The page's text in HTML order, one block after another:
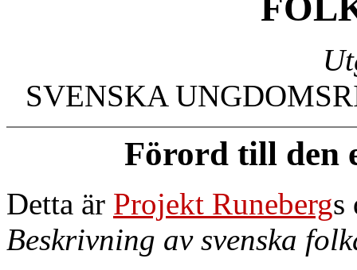
SVENSKA
Förord till den
Detta är Projekt Runebergs
Beskrivning av svenska